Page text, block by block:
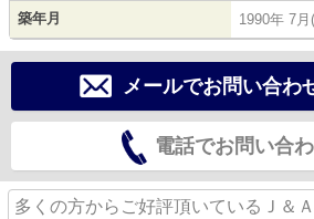
築年月 1990年 7
メールでお問い合わ
電話でお問い合
多くの方からご好評頂いているＪ＆